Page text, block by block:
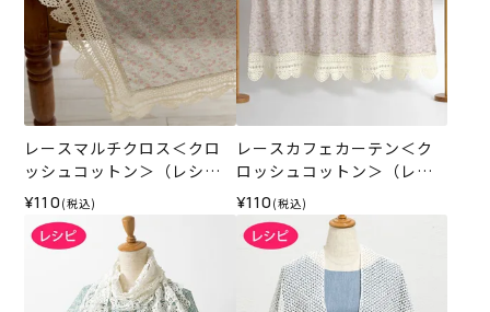
レースマルチクロス＜クロ
ッシュコットン＞（レシ
ピ）
¥110 (税込)
レースカフェカーテン＜ク
ロッシュコットン＞（レシ
ピ）
¥110 (税込)